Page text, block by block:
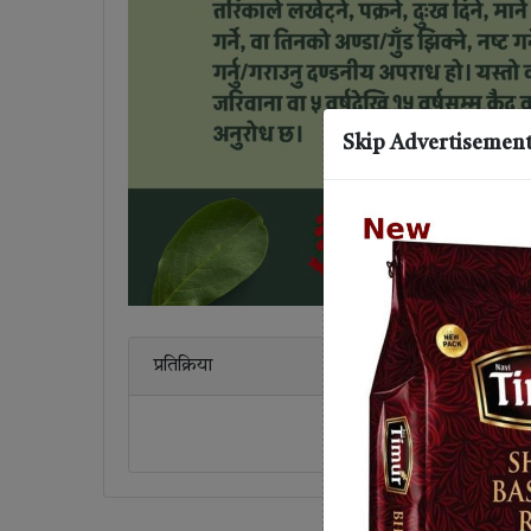
प्रतिक्रिया
Skip